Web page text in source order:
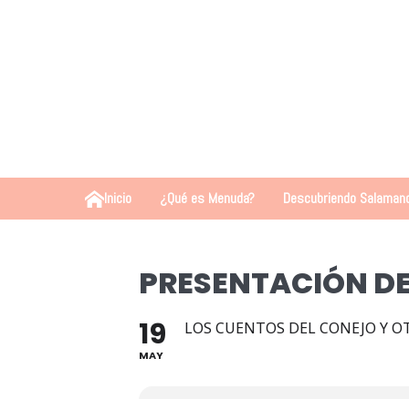
Inicio ¿Qué es Menuda? Descubriendo
PRESENTACIÓN
19
MAY
LOS CUENTOS DEL CONEJO Y